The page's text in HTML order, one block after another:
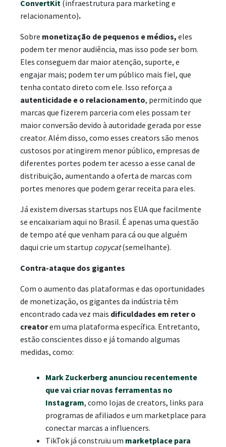
ConvertKit (infraestrutura para marketing e
relacionamento).
Sobre monetização de pequenos e médios, eles
podem ter menor audiência, mas isso pode ser bom.
Eles conseguem dar maior atenção, suporte, e
engajar mais; podem ter um público mais fiel, que
tenha contato direto com ele. Isso reforça a
autenticidade e o relacionamento, permitindo que
marcas que fizerem parceria com eles possam ter
maior conversão devido à autoridade gerada por esse
creator. Além disso, como esses creators são menos
custosos por atingirem menor público, empresas de
diferentes portes podem ter acesso a esse canal de
distribuição, aumentando a oferta de marcas com
portes menores que podem gerar receita para eles.
Já existem diversas startups nos EUA que facilmente
se encaixariam aqui no Brasil. É apenas uma questão
de tempo até que venham para cá ou que alguém
daqui crie um startup copycat(semelhante).
Contra-ataque dos gigantes
Com o aumento das plataformas e das oportunidades
de monetização, os gigantes da indústria têm
encontrado cada vez mais dificuldades em reter o
creatorem uma plataforma específica. Entretanto,
estão conscientes disso e já tomando algumas
medidas, como:
Mark Zuckerberg anunciou recentemente
que vai criar novas ferramentas no
Instagram, como lojas de creators, links para
programas de afiliados e um marketplace para
conectar marcas a influencers.
TikTok já construiu um marketplace para